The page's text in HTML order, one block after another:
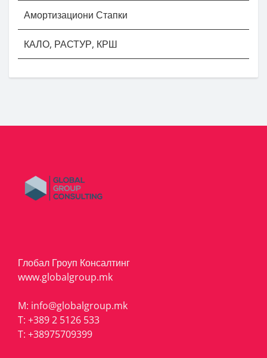
Амортизациони Стапки
КАЛО, РАСТУР, КРШ
Глобал Гроуп Консалтинг
www.globalgroup.mk
M: info@globalgroup.mk
T: +389 2 5126 533
T: +38975709399